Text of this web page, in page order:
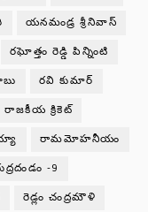
యనమండ్ర శ్రీనివాస్
రఘోత్తం రెడ్డి పిన్నింటి
రవి కుమార్
రాజకీయ క్రికెట్
రామమోహనీయం
-9
రెడ్లం చంద్రమౌళి